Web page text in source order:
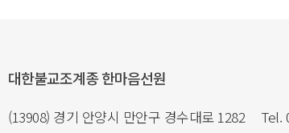
대한불교조계종 한마음선원
(13908) 경기 안양시 만안구 경수대로 1282 Tel.